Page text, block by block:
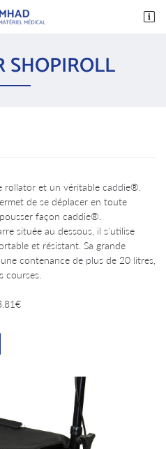

vous désinscrire à tout moment en utilisant
SHOPIROLL
rollator et un véritable caddie®.
de se déplacer en toute
façon caddie®.
située au dessous, il s'utilise
et résistant. Sa grande
contenance de plus de 20 litres,
courses.